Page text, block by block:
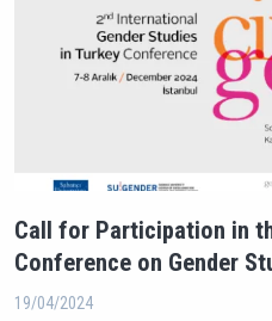
Call for Participation in
Conference on Gender
19/04/2024